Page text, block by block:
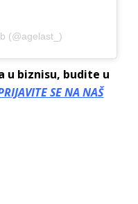
(@agelast_)
u biznisu, budite u
SE NA NAŠ